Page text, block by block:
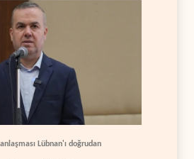
Lübnan'ı doğrudan